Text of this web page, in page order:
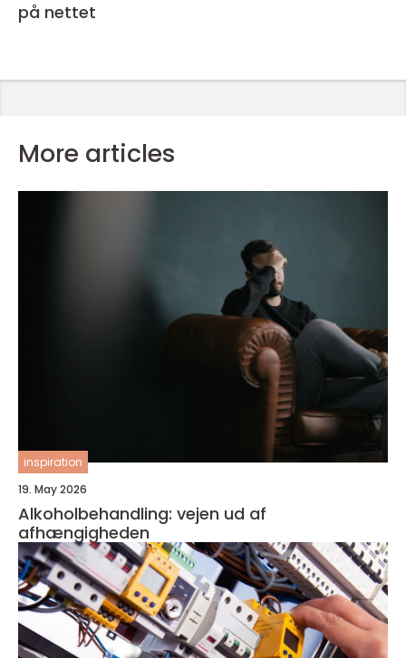
på nettet
More articles
inspiration
19. May 2026
Alkoholbehandling: vejen ud af
afhængigheden